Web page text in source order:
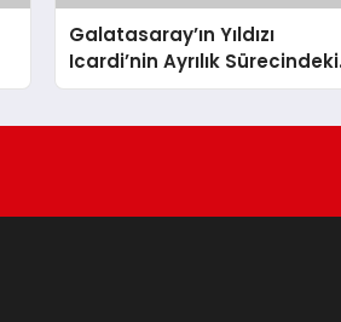
Galatasaray’ın Yıldızı
Icardi’nin Ayrılık Sürecindeki
Sevgilisi, Rapçi L-Gante’den